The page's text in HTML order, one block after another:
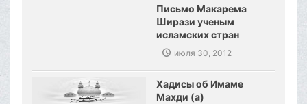
Письмо Макарема
Ширази ученым
исламских стран
июля 30, 2012
Хадисы об Имаме
Махди (а)